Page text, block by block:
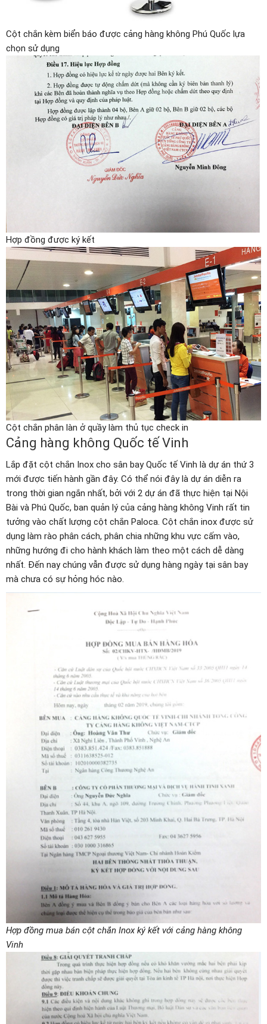
Cột chắn kèm biển báo được cảng hàng không Phú Quốc lựa
chọn sử dụng
Hợp đồng được ký kết
Cột chắn phân làn ở quầy làm thủ tục check in
Cảng hàng không Quốc tế Vinh
Lắp đặt cột chắn Inox cho sân bay Quốc tế Vinh là dự án thứ 3
mới được tiến hành gần đây. Có thể nói đây là dự án diễn ra
trong thời gian ngắn nhất, bởi với 2 dự án đã thực hiện tại Nội
Bài và Phú Quốc, ban quản lý của cảng hàng không Vinh rất tin
tưởng vào chất lượng cột chắn Paloca. Cột chắn inox được sử
dụng làm rào phân cách, phân chia những khu vực cấm vào,
những hướng đi cho hành khách làm theo một cách dễ dàng
nhất. Đến nay chúng vẫn được sử dụng hàng ngày tại sân bay
mà chưa có sự hỏng hóc nào.
Hợp đồng mua bán cột chắn Inox ký kết với cảng hàng không
Vinh